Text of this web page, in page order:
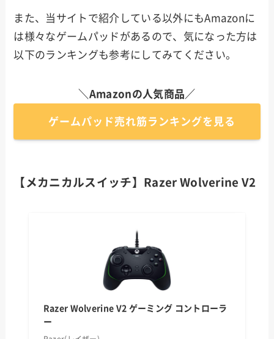
また、当サイトで紹介している以外にもAmazonに
は様々なゲームパッドがあるので、気になった方は
以下のランキングも参考にしてみてください。
＼Amazonの人気商品／
ゲームパッド売れ筋ランキングを見る
【メカニカルスイッチ】Razer Wolverine V2
Razer Wolverine V2 ゲーミング コントローラ
ー